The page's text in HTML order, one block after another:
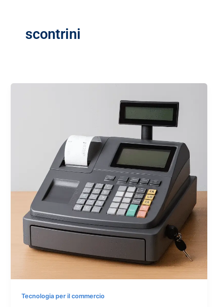
scontrini
Tecnologia per il commercio